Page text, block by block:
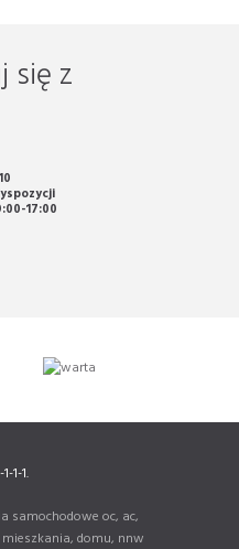
się z
17:00
samochodowe oc, ac,
domu, nnw